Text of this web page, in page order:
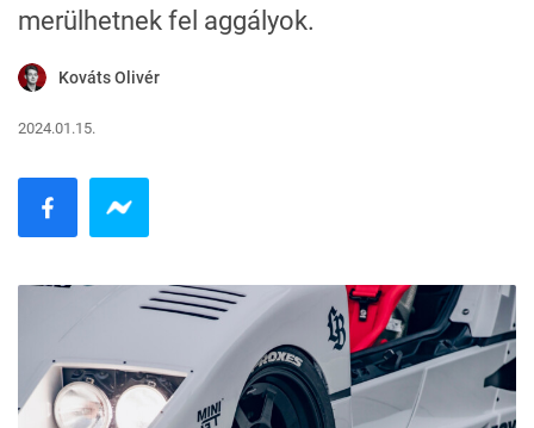
merülhetnek fel aggályok.
Kováts Olivér
2024.01.15.